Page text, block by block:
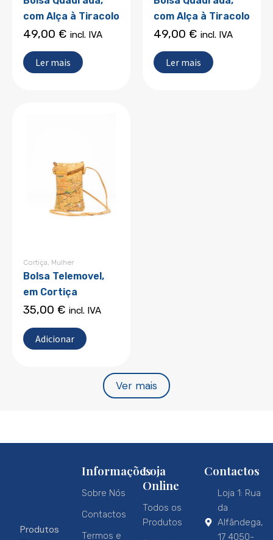
com Alça à Tiracolo
49,00 € incl. IVA
Ler mais
com Alça à Tiracolo
49,00 € incl. IVA
Ler mais
Cortiça, Mulher
Bolsa Telemovel,
em Cortiça
35,00 € incl. IVA
Adicionar
Ver mais
Produtos
Informações
Sobre Nós
Contactos
Termos e
Loja
Online
Todos os
Produtos
Contactos
Loja 1: Rua
da
Alfândega,
17 4050-